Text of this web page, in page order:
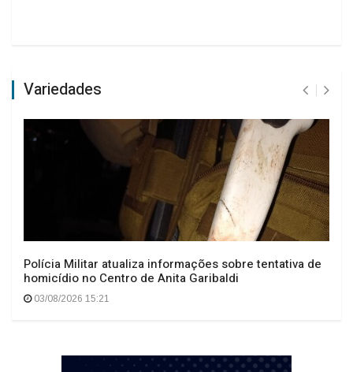
Variedades
Polícia Militar atualiza informações sobre tentativa de
homicídio no Centro de Anita Garibaldi
03/08/2026 15:21